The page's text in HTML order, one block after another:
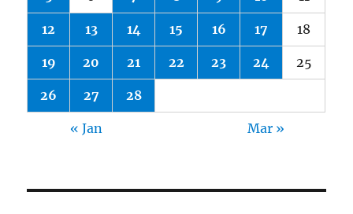
12 13 14 15 16 17 18
19 20 21 22 23 24 25
26 27 28
« Jan Mar »